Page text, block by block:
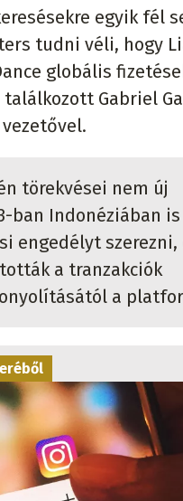
egyik fél
tudni véli, hogy
globális
Gabriel
törekvései nem új
ban Indonéziában is
engedélyt szerezni,
a tranzakciók
a